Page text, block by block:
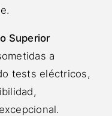
Superior
a
tests eléctricos,